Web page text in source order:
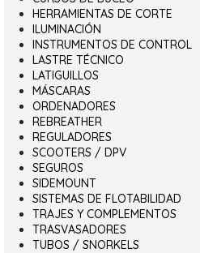
HERRAMIENTAS DE CORTE
ILUMINACIÓN
INSTRUMENTOS DE CONTROL
LASTRE TÉCNICO
LATIGUILLOS
MÁSCARAS
ORDENADORES
REBREATHER
REGULADORES
SCOOTERS / DPV
SEGUROS
SIDEMOUNT
SISTEMAS DE FLOTABILIDAD
TRAJES Y COMPLEMENTOS
TRASVASADORES
TUBOS / SNORKELS